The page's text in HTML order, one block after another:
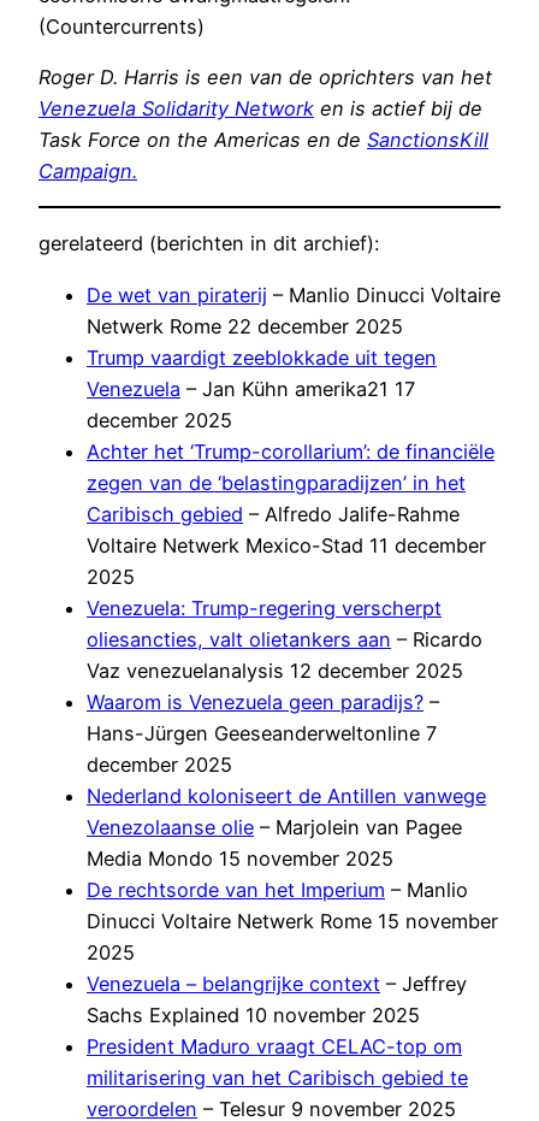
(Countercurrents)
Roger D. Harris is een van de oprichters van het
Venezuela Solidarity Network en is actief bij de
Task Force on the Americas en de SanctionsKill
Campaign.
gerelateerd (berichten in dit archief):
De wet van piraterij – Manlio Dinucci Voltaire
Netwerk Rome 22 december 2025
Trump vaardigt zeeblokkade uit tegen
Venezuela – Jan Kühn amerika21 17
december 2025
Achter het ‘Trump-corollarium’: de financiële
zegen van de ‘belastingparadijzen’ in het
Caribisch gebied – Alfredo Jalife-Rahme
Voltaire Netwerk Mexico-Stad 11 december
2025
Venezuela: Trump-regering verscherpt
oliesancties, valt olietankers aan – Ricardo
Vaz venezuelanalysis 12 december 2025
Waarom is Venezuela geen paradijs? –
Hans-Jürgen Geeseanderweltonline 7
december 2025
Nederland koloniseert de Antillen vanwege
Venezolaanse olie – Marjolein van Pagee
Media Mondo 15 november 2025
De rechtsorde van het Imperium – Manlio
Dinucci Voltaire Netwerk Rome 15 november
2025
Venezuela – belangrijke context – Jeffrey
Sachs Explained 10 november 2025
President Maduro vraagt CELAC-top om
militarisering van het Caribisch gebied te
veroordelen – Telesur 9 november 2025